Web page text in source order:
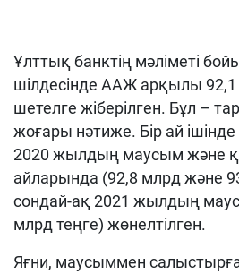
Ұлттық банктің мәліметі
шілдесінде ААЖ арқылы 92,1
шетелге жіберілген. Бұл –
жоғары нәтиже. Бір ай
2020 жылдың маусым және
айларында (92,8 млрд және
сондай-ақ 2021 жылдың
млрд теңге) жөнелтілген.
Яғни, маусыммен